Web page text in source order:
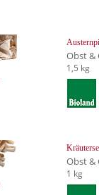
Obst &
1,5 kg
Obst &
1 kg